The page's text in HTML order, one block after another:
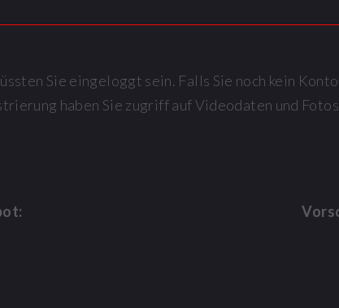
Sie eingeloggt sein. Falls Sie noch kein Konto
haben Sie zugriff auf Videodaten und